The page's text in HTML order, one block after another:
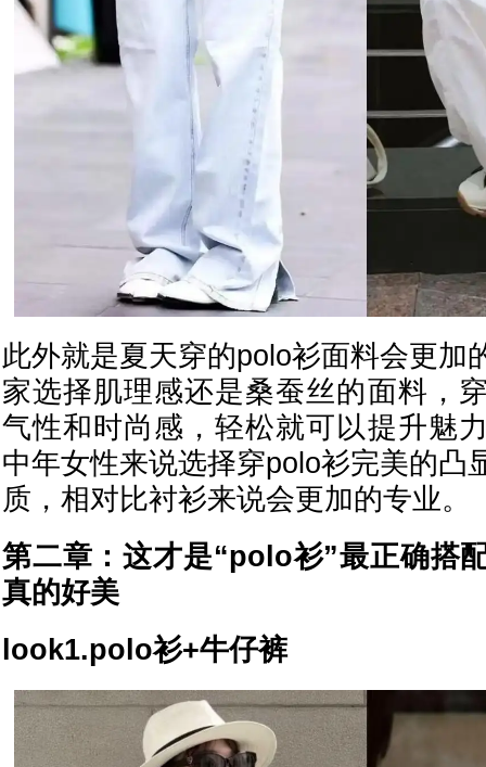
此外就是夏天穿的polo衫面料会更加
家选择肌理感还是桑蚕丝的面料，
气性和时尚感，轻松就可以提升魅
中年女性来说选择穿polo衫完美的凸
质，相对比衬衫来说会更加的专业。
第二章：这才是“polo衫”最正确搭
真的好美
look1.polo衫+牛仔裤